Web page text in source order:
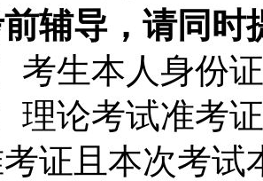
辅导，请同时
生本人身份证
论考试准考证
证且本次考试